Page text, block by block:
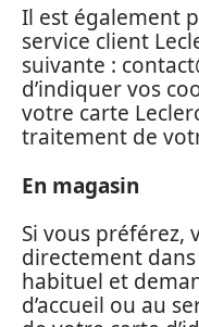
Il est également
service client
suivante :
d’indiquer vos
votre carte
traitement de
En magasin
Si vous préférez,
directement
habituel et
d’accueil ou au